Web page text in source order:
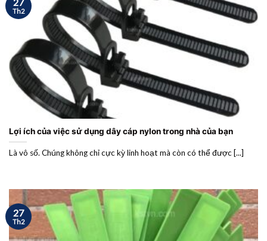
Lợi ích của việc sử dụng dây cáp nylon trong nhà của bạn
Là vô số. Chúng không chỉ cực kỳ linh hoạt mà còn có thể được [...]
Th2
27
Th2